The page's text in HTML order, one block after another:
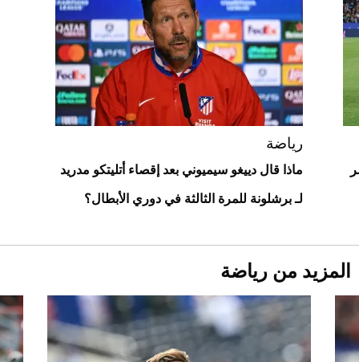
أغلى 10 عطور في العالم للرجال تمنحك فخامة
استثنائية
2026-07-25
"بوجاتي ميسترال" الاستثنائية للبيع في
مزاد مونتيري
2026-07-23
رياضة
ماذا قال دييغو سيميوني بعد إقصاء أتليتكو مدريد
لـ برشلونة للمرة الثالثة في دوري الأبطال؟
المزيد من رياضة